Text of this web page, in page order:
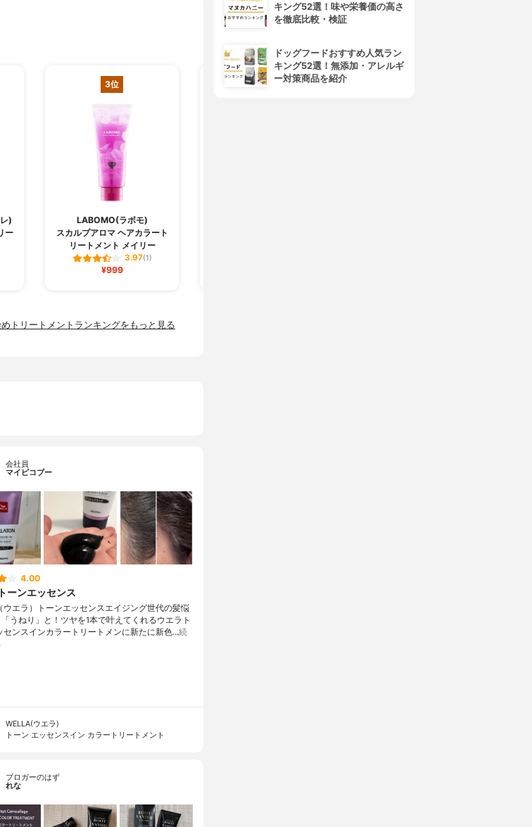
)
ー
3位
LABOMO(ラボモ)
スカルプアロマ ヘアカラート
リートメント メイリー
3.97(1)
¥999
4位
トリートメントランキングをもっと見る
会社員
マイピコブー
4.00
ーンエッセンス
ウエラ）トーンエッセンスエイジング世代の髪悩
うねり」と！ツヤを1本で叶えてくれるウエラト
センスインカラートリートメンに新たに新色…続
WELLA(ウエラ)
トーン エッセンスイン カラートリートメント
ブロガーのはず
れな
キング52選！味や栄養価の高さ
を徹底比較・検証
ドッグフードおすすめ人気ラン
キング52選！無添加・アレルギ
ー対策商品を紹介